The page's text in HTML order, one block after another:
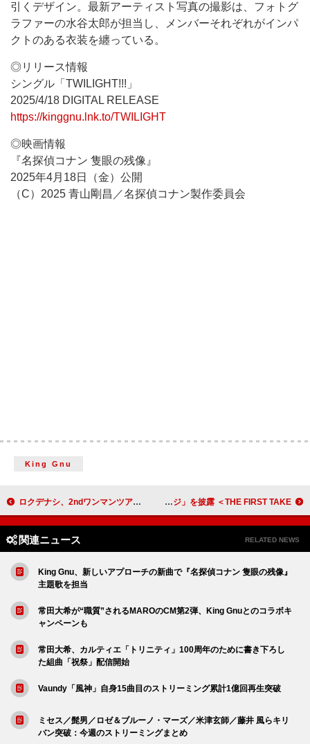
引くデザイン。最新アーティスト写真の撮影は、フォトグ
ラファーの水谷太郎が担当し、メンバーそれぞれがインパ
クトのある衣装を纏っている。
◎リリース情報
シングル「TWILIGHT!!!」
2025/4/18 DIGITAL RELEASE
https://kinggnu.lnk.to/TWILIGHT
◎映画情報
『名探偵コナン 隻眼の残像』
2025年4月18日（金）公開
（C）2025 青山剛昌／名探偵コナン製作委員会
King Gnu
ロクデナシ、2ndワンマンツアー【行かないで】詳細発表 みきとP迎えた新曲も 井上和＆中西アルノ（乃木坂46）、最新曲「ネーブルオレンジ」を披露 ＜THE FIRST TAKE＞
関連ニュース RELATED NEWS
King Gnu、新しいアプローチの新曲で『名探偵コナン 隻眼の残像』
主題歌を担当
常田大希が“職質”されるMAROのCM第2弾、King Gnuとのコラボキ
ャンペーンも
常田大希、カルティエ「トリニティ」100周年のために書き下ろし
た組曲「祝祭」配信開始
Vaundy「風神」自身15曲目のストリーミング累計1億回再生突破
ミセス／髭男／ロゼ＆ブルーノ・マーズ／米津玄師／藤井 風らキリ
バン突破：今週のストリーミングまとめ